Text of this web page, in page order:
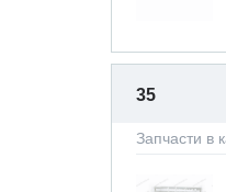
35
Запчасти в